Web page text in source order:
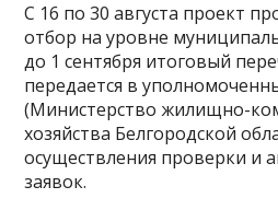
С 16 по 30 августа проект
отбор на уровне
до 1 сентября итоговый
передается в
(Министерство жилищно-
хозяйства Белгородской
осуществления проверки и
заявок.